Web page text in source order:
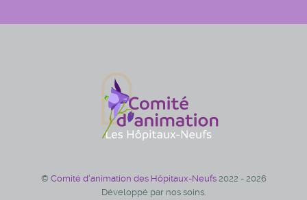
© Comité d'animation des Hôpitaux-Neufs 2022 - 2026
Développé par nos soins.